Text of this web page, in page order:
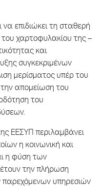
να επιδιώκει τη σταθερή
χαρτοφυλακίου της –
και
συγκεκριμένων
μερίσματος υπέρ του
την απομείωση του
του
ΕΕΣΥΠ περιλαμβάνει
η κοινωνική και
η φύση των
την πλήρωση
παρεχόμενων υπηρεσιών